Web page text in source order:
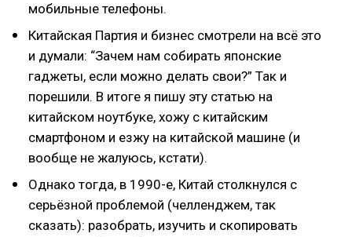
мобильные телефоны.
Китайская Партия и бизнес смотрели на всё это
и думали: “Зачем нам собирать японские
гаджеты, если можно делать свои?” Так и
порешили. В итоге я пишу эту статью на
китайском ноутбуке, хожу с китайским
смартфоном и езжу на китайской машине (и
вообще не жалуюсь, кстати).
Однако тогда, в 1990-е, Китай столкнулся с
серьёзной проблемой (челленджем, так
сказать): разобрать, изучить и скопировать